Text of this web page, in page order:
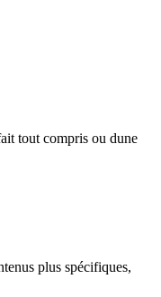
tout compris ou dune
plus spécifiques,